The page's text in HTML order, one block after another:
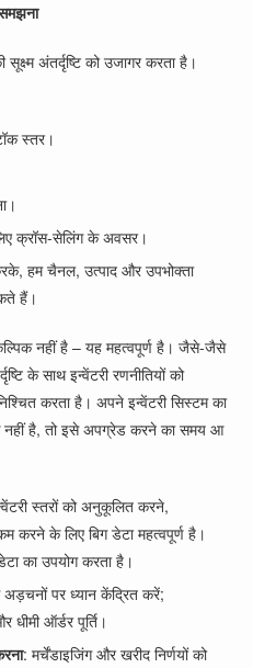
अंतर्दृष्टि को उजागर करता है।
स्तर।
क्रॉस-सेलिंग के अवसर।
हम चैनल, उत्पाद और उपभोक्ता
हैं।
नहीं है – यह महत्वपूर्ण है। जैसे-जैसे
के साथ इन्वेंटरी रणनीतियों को
करता है। अपने इन्वेंटरी सिस्टम का
नहीं है, तो इसे अपग्रेड करने का समय आ
स्तरों को अनुकूलित करने,
के लिए बिग डेटा महत्वपूर्ण है।
का उपयोग करता है।
पर ध्यान केंद्रित करें;
ऑर्डर पूर्ति।
: मर्चेंडाइजिंग और खरीद निर्णयों को